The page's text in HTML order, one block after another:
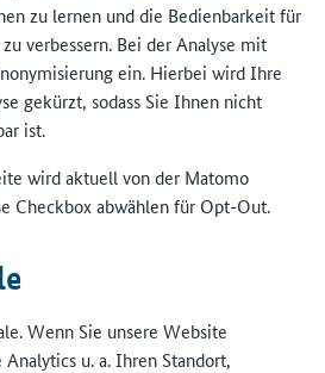
zu lernen und die Bedienbarkeit für
verbessern. Bei der Analyse mit
ein. Hierbei wird Ihre
gekürzt, sodass Sie Ihnen nicht
ist.
wird aktuell von der Matomo
Checkbox abwählen für Opt-Out.
Wenn Sie unsere Website
u. a. Ihren Standort,